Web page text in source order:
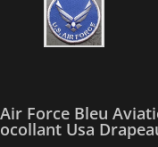
Force Bleu
Usa